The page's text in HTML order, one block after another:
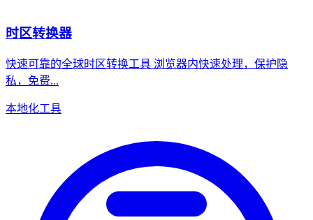
时区转换器
快速可靠的全球时区转换工具 浏览器内快速处理，保护隐
私，免费...
本地化工具